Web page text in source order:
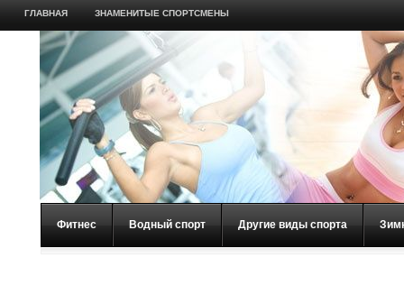
ГЛАВНАЯ ЗНАМЕНИТЫЕ СПОРТСМЕНЫ
Фитнес Водный спорт Другие виды спорта